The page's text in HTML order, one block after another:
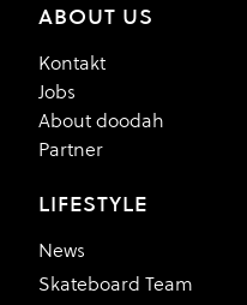
ABOUT US
Kontakt
Jobs
About doodah
Partner
LIFESTYLE
News
Skateboard Team